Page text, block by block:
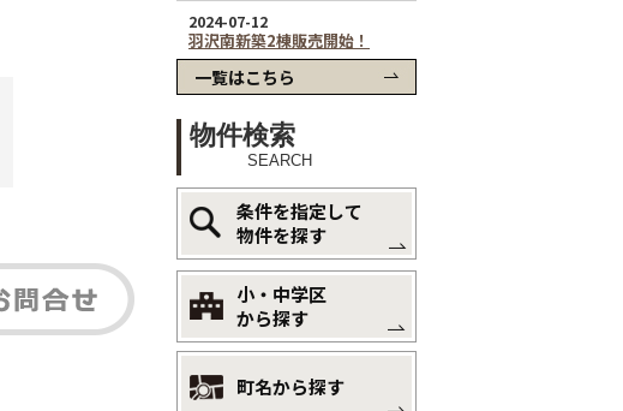
一覧はこちら
物件検索
SEARCH
条件を指定して
物件を探す
小・中学区
から探す
町名から探す